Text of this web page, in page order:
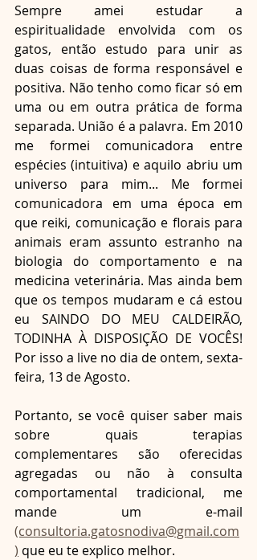
Sempre amei estudar a
espiritualidade envolvida com os
gatos, então estudo para unir as
duas coisas de forma responsável e
positiva. Não tenho como ficar só em
uma ou em outra prática de forma
separada. União é a palavra. Em 2010
me formei comunicadora entre
espécies (intuitiva) e aquilo abriu um
universo para mim... Me formei
comunicadora em uma época em
que reiki, comunicação e florais para
animais eram assunto estranho na
biologia do comportamento e na
medicina veterinária. Mas ainda bem
que os tempos mudaram e cá estou
eu SAINDO DO MEU CALDEIRÃO,
TODINHA À DISPOSIÇÃO DE VOCÊS!
Por isso a live no dia de ontem, sexta-
feira, 13 de Agosto.
Portanto, se você quiser saber mais
sobre quais terapias
complementares são oferecidas
agregadas ou não à consulta
comportamental tradicional, me
(consultoria.gatosnodiva@gmail.com
) que eu te explico melhor.